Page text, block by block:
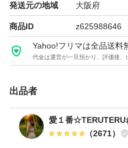
●ホール５号サイズ
●約14cm高さ約2.5cm
◯素材の風味を生かし、甘
ある幸せな味わい♪
発送元の地域 大阪府
商品ID z625988646
Yahoo!フリマは全品送料
代金は運営が一旦預かり、評価後、
出品者
愛１番☆TERUTERU
（2671）